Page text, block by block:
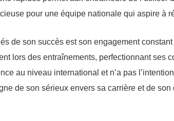
pour une équipe nationale qui aspire à
de son succès est son engagement
lors des entraînements, perfectionnant ses
au niveau international et n’a pas
de son sérieux envers sa carrière et de son